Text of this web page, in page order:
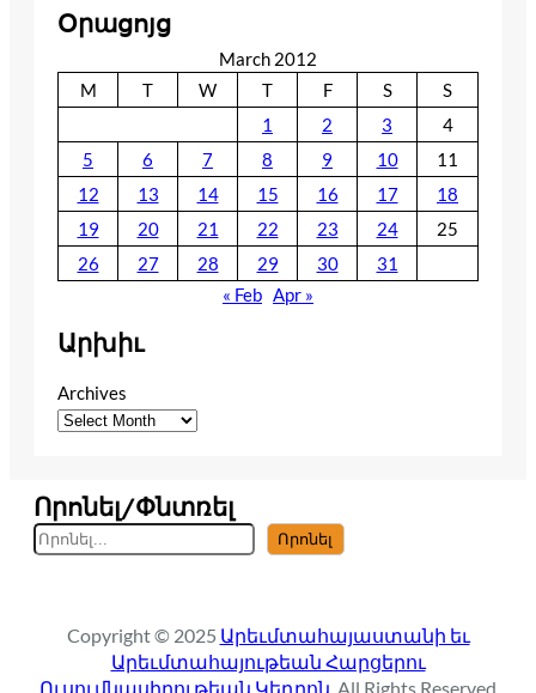
Օրացոյց
March 2012
M
T W T F S
S
1
2 3
4
5
6 7 8 9 10
11
12
13 14 15 16 17
18
19
20 21 22 23 24
25
26
27 28 29 30
31
« Feb Apr »
Արխիւ
Archives
Որոնել/Փնտռել
S
e
c
h
Որոնել
Copyright © 2025 Արեւմտահայաստանի եւ
Արեւմտահայութեան Հարցերու
Ուսումնասիրութեան Կեդրոն . All Rights Reserved